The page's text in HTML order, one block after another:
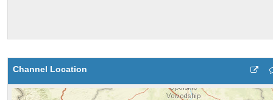
Channel Location